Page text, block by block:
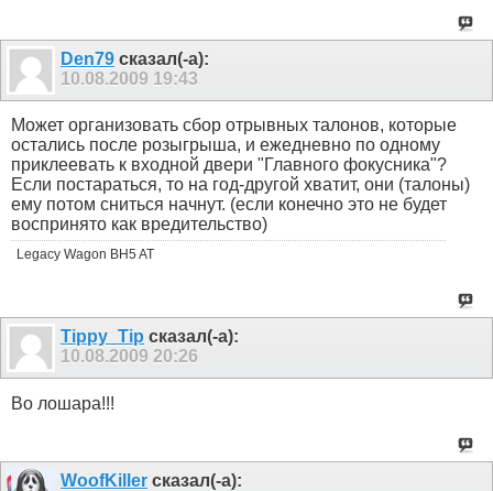
Den79 сказал(-а):
10.08.2009 19:43
Может организовать сбор отрывных талонов, которые
остались после розыгрыша, и ежедневно по одному
приклеевать к входной двери "Главного фокусника"?
Если постараться, то на год-другой хватит, они (талоны)
ему потом сниться начнут. (если конечно это не будет
воспринято как вредительство)
Legacy Wagon BH5 AT
Tippy_Tip сказал(-а):
10.08.2009 20:26
Во лошара!!!
WoofKiller сказал(-а):